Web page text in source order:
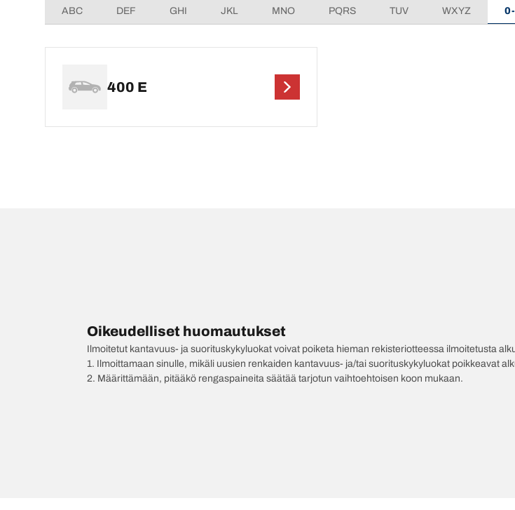
ABC DEF GHI JKL MNO PQRS TUV WXYZ
400 E
Oikeudelliset huomautukset
Ilmoitetut kantavuus- ja suorituskykyluokat voivat poiketa hieman rekisteriotteessa ilmoitetusta
1. Ilmoittamaan sinulle, mikäli uusien renkaiden kantavuus- ja/tai suorituskykyluokat poikkeavat
2. Määrittämään, pitääkö rengaspaineita säätää tarjotun vaihtoehtoisen koon mukaan.